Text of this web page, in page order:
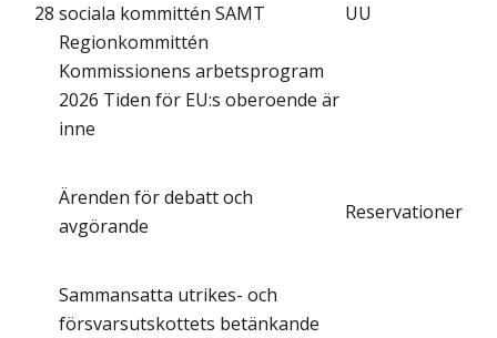
28 sociala kommittén SAMT
Regionkommittén
Kommissionens arbetsprogram
2026 Tiden för EU:s oberoende är
inne
UU
Ärenden för debatt och
avgörande
Reservationer
Sammansatta utrikes- och
försvarsutskottets betänkande